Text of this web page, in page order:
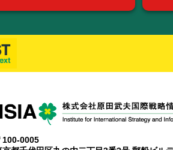
100-0005